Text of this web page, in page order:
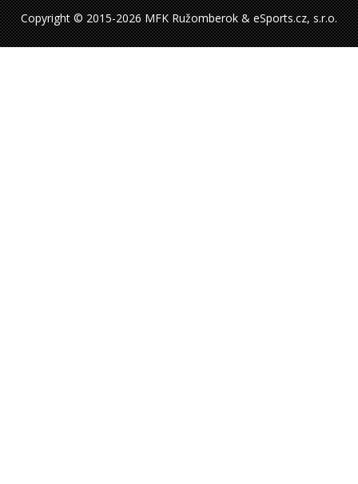
Copyright © 2015-2026 MFK Ružomberok & eSports.cz, s.r.o.